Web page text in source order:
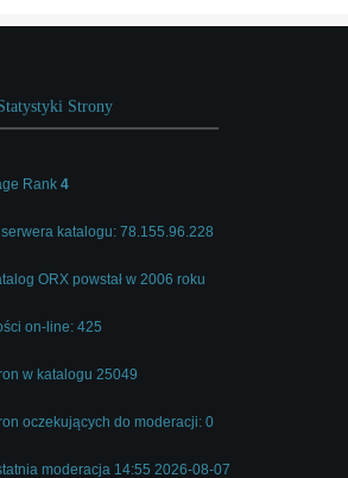
Strony
Rank 4
serwera katalogu: 78.155.96.228
ORX powstał w 2006 roku
on-line: 425
w katalogu 25049
oczekujących do moderacji: 0
moderacja 14:55 2026-08-07